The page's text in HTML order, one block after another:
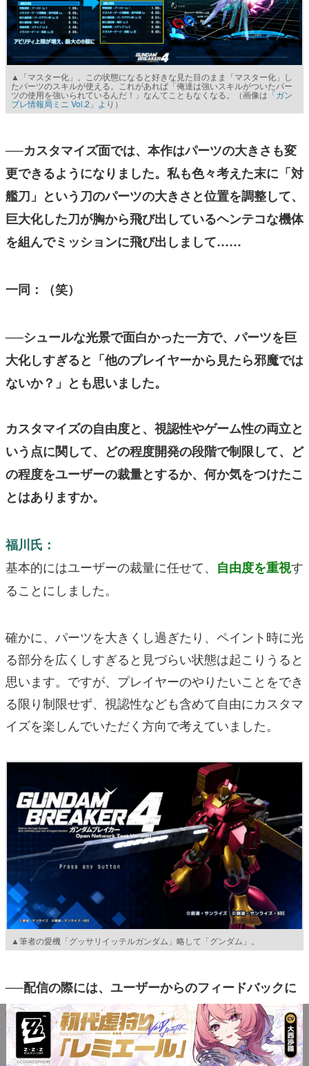
▲「マスター化」。この状態になると好きな見た目のまま「マスター化」し
たパーツのスキルが使える。これがあれば「俺達は強いスキルがついたパー
ツの使用を強いられているんだ！」なんてこともなくなる。（画像は「ガン
ブレ情報局ミニ Vol.2」より）
──カスタマイズ面では、本作はパーツの大きさも変
更できるようになりました。私も色々考えた末に「対
艦刀」という刀のパーツの大きさと位置を調整して、
巨大化した刀が胸から飛び出しているヘンテコな機体
を組んでミッションに飛び出しまして……
一同：（笑）
──シュールな光景で面白かった一方で、パーツを巨
大化しすぎると「他のプレイヤーから見たら邪魔では
ないか？」とも思いました。
カスタマイズの自由度と、視認性やゲーム性の両立と
いう点に関して、どの程度開発の段階で制限して、ど
の程度をユーザーの裁量とするか、何か気をつけたこ
とはありますか。
福川氏：
基本的にはユーザーの裁量に任せて、 自由度を重視す
ることにしました。
確かに、パーツを大きくし過ぎたり、ペイント時に光
る部分を広くしすぎると見づらい状態は起こりうると
思います。ですが、プレイヤーのやりたいことをでき
る限り制限せず、視認性なども含めて自由にカスタマ
イズを楽しんでいただく方向で考えていました。
▲筆者の愛機「グッサリイッテルガンダム」略して「グンダム」。
──配信の際には、ユーザーからのフィードバックに
真摯に向き合い調整を続けている姿をお見受けしまし
たユーザーの声を取り入れる上で苦労したことはあり
ますか。